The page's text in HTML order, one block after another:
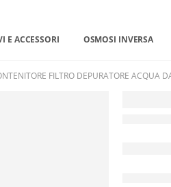
E ACCESSORI OSMOSI INVERSA
FILTRO DEPURATORE ACQUA